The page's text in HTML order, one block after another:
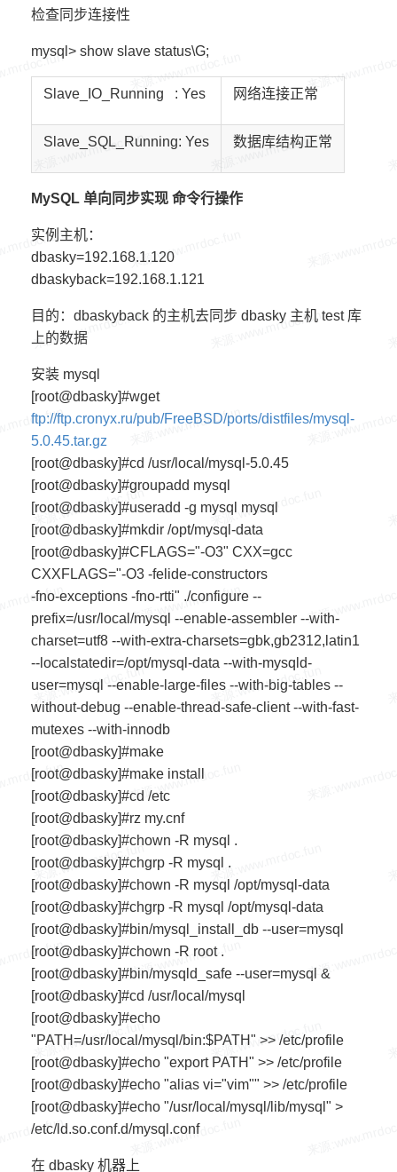
检查同步连接性
mysql> show slave status\G;
Slave_IO_Running : Yes 网络连接正常
Slave_SQL_Running: Yes 数据库结构正常
MySQL 单向同步实现 命令行操作
实例主机：
dbasky=192.168.1.120
dbaskyback=192.168.1.121
目的：dbaskyback 的主机去同步 dbasky 主机 test 库
上的数据
安装 mysql
[root@dbasky]#wget
ftp://ftp.cronyx.ru/pub/FreeBSD/ports/distfiles/mysql-
5.0.45.tar.gz
[root@dbasky]#cd /usr/local/mysql-5.0.45
[root@dbasky]#groupadd mysql
[root@dbasky]#useradd -g mysql mysql
[root@dbasky]#mkdir /opt/mysql-data
[root@dbasky]#CFLAGS="-O3" CXX=gcc
CXXFLAGS="-O3 -felide-constructors
-fno-exceptions -fno-rtti" ./configure --
prefix=/usr/local/mysql --enable-assembler --with-
charset=utf8 --with-extra-charsets=gbk,gb2312,latin1
--localstatedir=/opt/mysql-data --with-mysqld-
user=mysql --enable-large-files --with-big-tables --
without-debug --enable-thread-safe-client --with-fast-
mutexes --with-innodb
[root@dbasky]#make
[root@dbasky]#make install
[root@dbasky]#cd /etc
[root@dbasky]#rz my.cnf
[root@dbasky]#chown -R mysql .
[root@dbasky]#chgrp -R mysql .
[root@dbasky]#chown -R mysql /opt/mysql-data
[root@dbasky]#chgrp -R mysql /opt/mysql-data
[root@dbasky]#bin/mysql_install_db --user=mysql
[root@dbasky]#chown -R root .
[root@dbasky]#bin/mysqld_safe --user=mysql &
[root@dbasky]#cd /usr/local/mysql
[root@dbasky]#echo
"PATH=/usr/local/mysql/bin:$PATH" >> /etc/profile
[root@dbasky]#echo "export PATH" >> /etc/profile
[root@dbasky]#echo "alias vi="vim"" >> /etc/profile
[root@dbasky]#echo "/usr/local/mysql/lib/mysql" >
/etc/ld.so.conf.d/mysql.conf
在 dbasky 机器上